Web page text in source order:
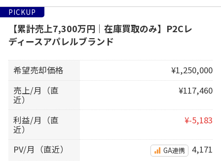
PICKUP
【累計売上7,300万円｜在庫買取のみ】P2Cレ
ディースアパレルブランド
希望売却価格
¥1,250,000
売上/月（直
近）
¥117,460
利益/月（直
近）
¥-5,183
PV/月（直近） GA連携 4,171